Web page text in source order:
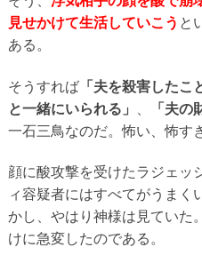
見せかけて生活していこう と
ある。
そうすれば「夫を殺害したこ
と一緒にいられる」
「夫の
一石三鳥なのだ。怖い、怖す
顔に酸攻撃を受けたラジェッ
ィ容疑者にはすべてがうまく
かし、やはり神様は見ていた
けに急変したのである。